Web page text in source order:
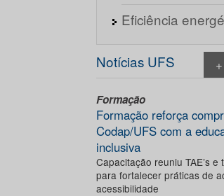
Eficiência
Notícias UFS
Formação
Formação reforça
Codap/UFS com a
inclusiva
Capacitação reuniu TAE’s e
para fortalecer práticas de
acessibilidade